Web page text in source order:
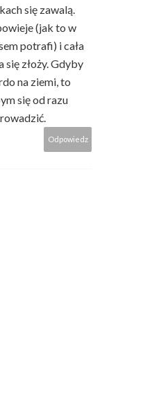
się zawalą.
(jak to w
potrafi) i cała
się złoży. Gdyby
na ziemi, to
się od razu
Odpowiedz